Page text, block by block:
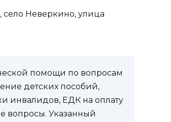
село Неверкино, улица
помощи по вопросам
детских пособий,
инвалидов, ЕДК на оплату
вопросы. Указанный